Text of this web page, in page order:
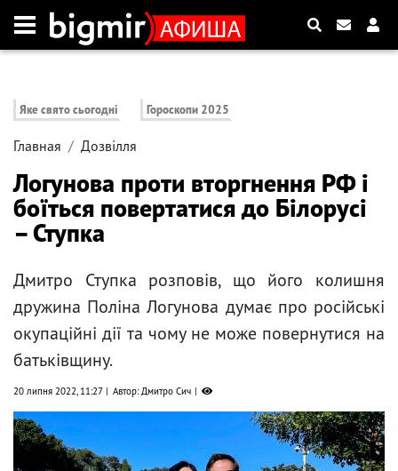
Яке свято сьогодні Гороскопи 2025
Главная Дозвілля
Логунова проти вторгнення РФ і
боїться повертатися до Білорусі
– Ступка
Дмитро Ступка розповів, що його колишня
дружина Поліна Логунова думає про російські
окупаційні дії та чому не може повернутися на
батьківщину.
20 липня 2022, 11:27 Автор: Дмитро Сич